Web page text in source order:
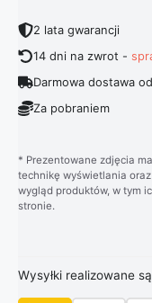
2 lata gwarancji
14 dni na zwrot -
Darmowa dostawa
Za pobraniem
* Prezentowane zdjęcia
technikę wyświetlania
wygląd produktów, w tym
stronie.
Wysyłki realizowane